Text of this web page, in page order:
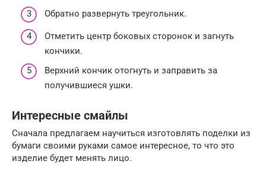
Обратно развернуть треугольник.
Отметить центр боковых сторонок и загнуть
кончики.
Верхний кончик отогнуть и заправить за
получившиеся ушки.
Интересные смайлы
Сначала предлагаем научиться изготовлять поделки из
бумаги своими руками самое интересное, то что это
изделие будет менять лицо.